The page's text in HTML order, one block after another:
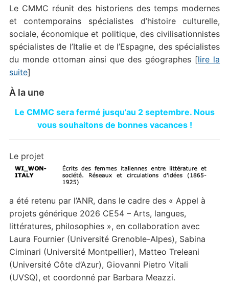
Le CMMC réunit des historiens des temps modernes
et contemporains spécialistes d’histoire culturelle,
sociale, économique et politique, des civilisationnistes
spécialistes de l’Italie et de l’Espagne, des spécialistes
du monde ottoman ainsi que des géographes [lire la
suite]
À la une
Le CMMC sera fermé jusqu’au 2 septembre. Nous
vous souhaitons de bonnes vacances !
Le projet
a été retenu par l’ANR, dans le cadre des « Appel à
projets générique 2026 CE54 – Arts, langues,
littératures, philosophies », en collaboration avec
Laura Fournier (Université Grenoble-Alpes), Sabina
Ciminari (Université Montpellier), Matteo Treleani
(Université Côte d’Azur), Giovanni Pietro Vitali
(UVSQ), et coordonné par Barbara Meazzi.